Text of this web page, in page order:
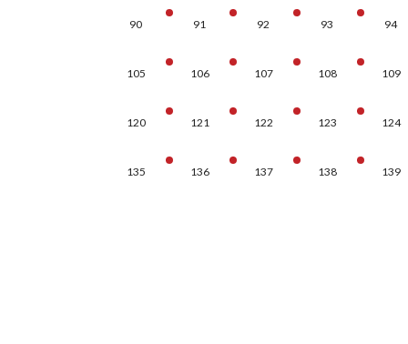
90 91 92 93 94
105 106 107 108 109
120 121 122 123 124
135 136 137 138 139